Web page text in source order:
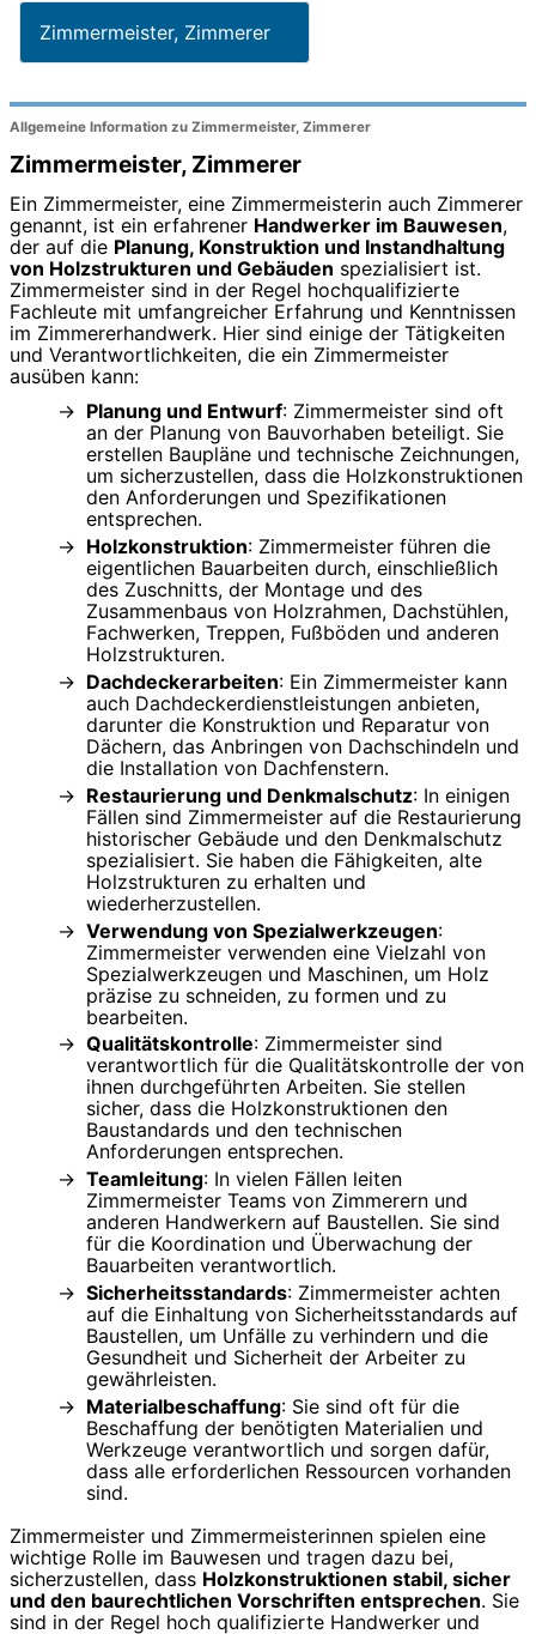
Zimmermeister, Zimmerer
Allgemeine Information zu Zimmermeister, Zimmerer
Zimmermeister, Zimmerer
Ein Zimmermeister, eine Zimmermeisterin auch Zimmerer
genannt, ist ein erfahrener Handwerker im Bauwesen,
der auf die Planung, Konstruktion und Instandhaltung
von Holzstrukturen und Gebäuden spezialisiert ist.
Zimmermeister sind in der Regel hochqualifizierte
Fachleute mit umfangreicher Erfahrung und Kenntnissen
im Zimmererhandwerk. Hier sind einige der Tätigkeiten
und Verantwortlichkeiten, die ein Zimmermeister
ausüben kann:
Planung und Entwurf: Zimmermeister sind oft
an der Planung von Bauvorhaben beteiligt. Sie
erstellen Baupläne und technische Zeichnungen,
um sicherzustellen, dass die Holzkonstruktionen
den Anforderungen und Spezifikationen
entsprechen.
Holzkonstruktion: Zimmermeister führen die
eigentlichen Bauarbeiten durch, einschließlich
des Zuschnitts, der Montage und des
Zusammenbaus von Holzrahmen, Dachstühlen,
Fachwerken, Treppen, Fußböden und anderen
Holzstrukturen.
Dachdeckerarbeiten: Ein Zimmermeister kann
auch Dachdeckerdienstleistungen anbieten,
darunter die Konstruktion und Reparatur von
Dächern, das Anbringen von Dachschindeln und
die Installation von Dachfenstern.
Restaurierung und Denkmalschutz: In einigen
Fällen sind Zimmermeister auf die Restaurierung
historischer Gebäude und den Denkmalschutz
spezialisiert. Sie haben die Fähigkeiten, alte
Holzstrukturen zu erhalten und
wiederherzustellen.
Verwendung von Spezialwerkzeugen:
Zimmermeister verwenden eine Vielzahl von
Spezialwerkzeugen und Maschinen, um Holz
präzise zu schneiden, zu formen und zu
bearbeiten.
Qualitätskontrolle: Zimmermeister sind
verantwortlich für die Qualitätskontrolle der von
ihnen durchgeführten Arbeiten. Sie stellen
sicher, dass die Holzkonstruktionen den
Baustandards und den technischen
Anforderungen entsprechen.
Teamleitung: In vielen Fällen leiten
Zimmermeister Teams von Zimmerern und
anderen Handwerkern auf Baustellen. Sie sind
für die Koordination und Überwachung der
Bauarbeiten verantwortlich.
Sicherheitsstandards: Zimmermeister achten
auf die Einhaltung von Sicherheitsstandards auf
Baustellen, um Unfälle zu verhindern und die
Gesundheit und Sicherheit der Arbeiter zu
gewährleisten.
Materialbeschaffung: Sie sind oft für die
Beschaffung der benötigten Materialien und
Werkzeuge verantwortlich und sorgen dafür,
dass alle erforderlichen Ressourcen vorhanden
sind.
Zimmermeister und Zimmermeisterinnen spielen eine
wichtige Rolle im Bauwesen und tragen dazu bei,
sicherzustellen, dass Holzkonstruktionen stabil, sicher
und den baurechtlichen Vorschriften entsprechen. Sie
sind in der Regel hoch qualifizierte Handwerker und